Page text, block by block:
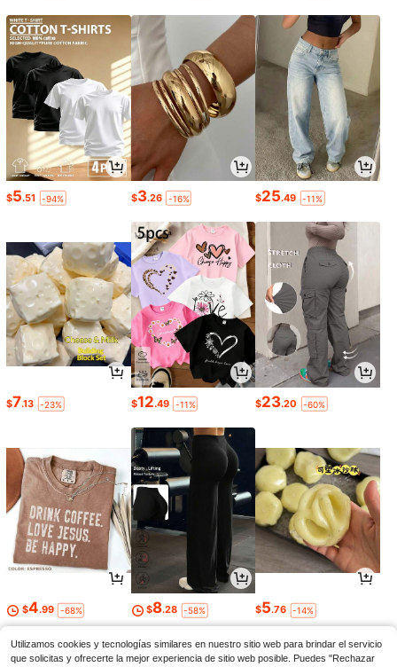
$5.51 -94% $3.26 -16% $25.49 -11%
$7.13 -23% $12.49 -11% $23.20 -60%
$4.99 -68% $8.28 -58% $5.76 -14%
Utilizamos cookies y tecnologías similares en nuestro sitio web para brindar el servicio
que solicitas y ofrecerte la mejor experiencia de sitio web posible. Puedes "Rechazar